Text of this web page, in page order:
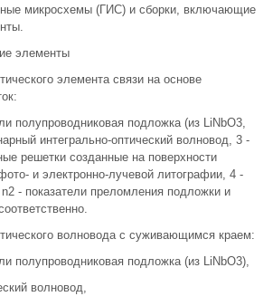
микросхемы (ГИС) и сборки, включающие
элементы
элемента связи на основе
полупроводниковая подложка (из LiNbO3,
интегрально-оптический волновод, 3 -
решетки созданные на поверхности
и электронно-лучевой литографии, 4 -
- показатели преломления подложки и
волновода с суживающимся краем:
полупроводниковая подложка (из LiNbO3),
волновод,